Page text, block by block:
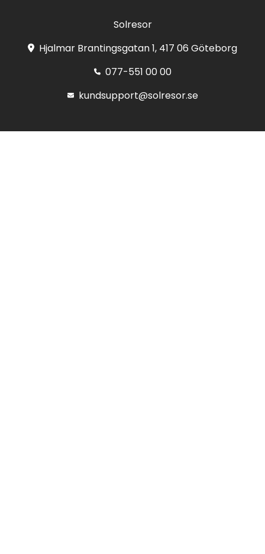
Solresor
Hjalmar Brantingsgatan 1, 417 06 Göteborg
077-551 00 00
kundsupport@solresor.se